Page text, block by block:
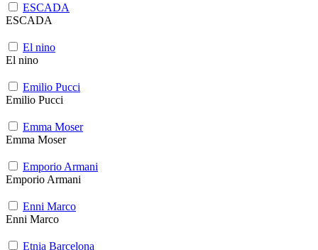
ESCADA
ESCADA
El nino
El nino
Emilio Pucci
Emilio Pucci
Emma Moser
Emma Moser
Emporio Armani
Emporio Armani
Enni Marco
Enni Marco
Etnia Barcelona